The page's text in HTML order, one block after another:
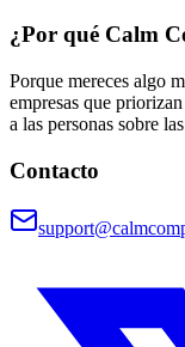
¿Por qué Calm
Porque mereces algo
empresas que
a las personas sobre
Contacto